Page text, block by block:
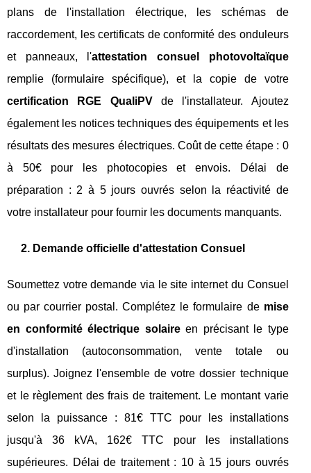
plans de l'installation électrique, les schémas de
raccordement, les certificats de conformité des onduleurs
et panneaux, l'attestation consuel photovoltaïque
remplie (formulaire spécifique), et la copie de votre
certification RGE QualiPVde l'installateur. Ajoutez
également les notices techniques des équipements et les
résultats des mesures électriques. Coût de cette étape : 0
à 50€ pour les photocopies et envois. Délai de
préparation : 2 à 5 jours ouvrés selon la réactivité de
votre installateur pour fournir les documents manquants.
2. Demande officielle d'attestation Consuel
Soumettez votre demande via le site internet du Consuel
ou par courrier postal. Complétez le formulaire de mise
en conformité électrique solaireen précisant le type
d'installation (autoconsommation, vente totale ou
surplus). Joignez l'ensemble de votre dossier technique
et le règlement des frais de traitement. Le montant varie
selon la puissance : 81€ TTC pour les installations
jusqu'à 36 kVA, 162€ TTC pour les installations
supérieures. Délai de traitement : 10 à 15 jours ouvrés